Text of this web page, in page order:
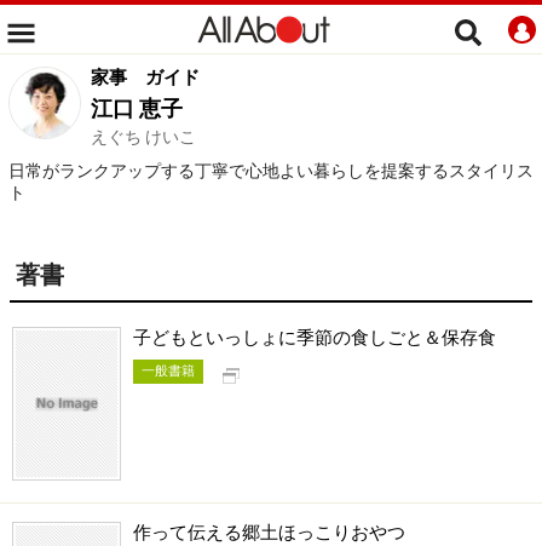
家事 ガイド
江口 恵子
えぐち けいこ
日常がランクアップする丁寧で心地よい暮らしを提案するスタイリス
ト
著書
子どもといっしょに季節の食しごと＆保存食
一般書籍
作って伝える郷土ほっこりおやつ